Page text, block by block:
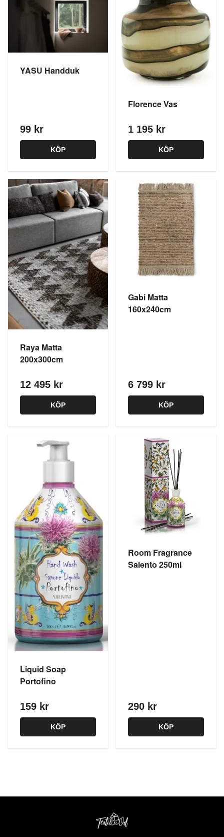
YASU Handduk
99 kr
KÖP
Florence Vas
1 195 kr
KÖP
Raya Matta
200x300cm
12 495 kr
KÖP
Gabi Matta
160x240cm
6 799 kr
KÖP
Liquid Soap
Portofino
159 kr
KÖP
Room Fragrance
Salento 250ml
290 kr
KÖP